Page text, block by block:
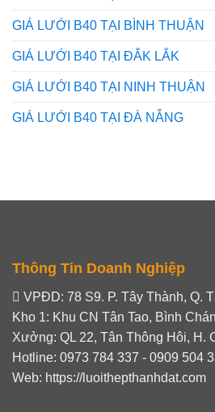
GIÁ LƯỚI B40 TẠI BÌNH THUẬN
GIÁ LƯỚI B40 TẠI ĐẮK LẮK
GIÁ LƯỚI B40 TẠI NINH THUẬN
GIÁ LƯỚI B40 TẠI ĐÀ NẴNG
Thông Tin Doanh Nghiệp
VPĐD: 78 S9. P. Tây Thành, Q.
Kho 1: Khu CN Tân Tao, Bình
Xưởng: QL 22, Tân Thông Hôi, H.
Hotline: 0973 784 337 - 0909 504
Web: https://luoithepthanhdat.com